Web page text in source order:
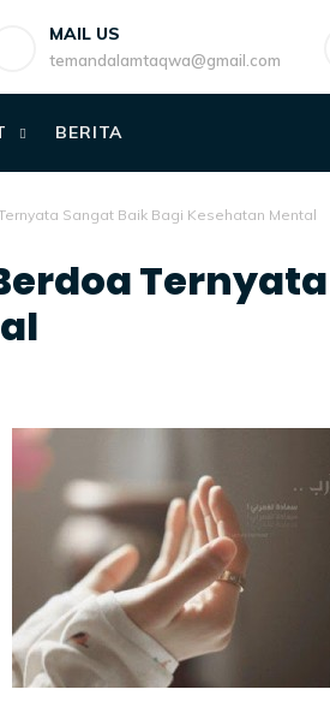
MAIL US
temandalamtaqwa@gmail.com
BERITA
Sangat Baik Bagi Kesehatan Mental